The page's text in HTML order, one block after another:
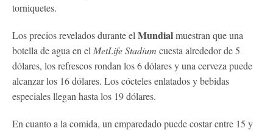
torniquetes.
Los precios revelados durante el Mundialmuestran que una
botella de agua en el MetLife Stadium cuesta alrededor de 5
dólares, los refrescos rondan los 6 dólares y una cerveza puede
alcanzar los 16 dólares. Los cócteles enlatados y bebidas
especiales llegan hasta los 19 dólares.
En cuanto a la comida, un emparedado puede costar entre 15 y